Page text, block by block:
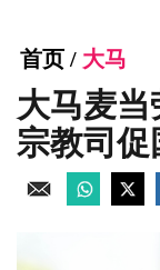
首页 / 大马
大马麦
宗教司促